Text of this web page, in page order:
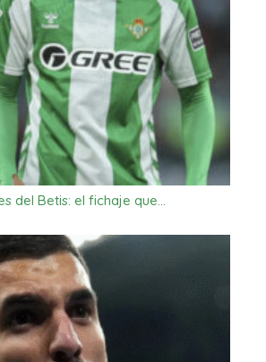
del Betis: el fichaje que…